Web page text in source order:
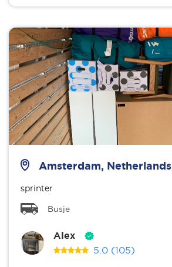
Amsterdam, Netherlands
sprinter
Busje
Alex
5.0 (105)